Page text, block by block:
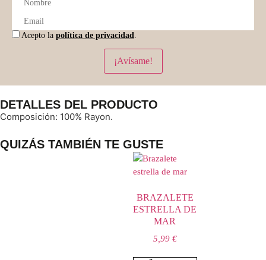
Acepto la política de privacidad.
¡Avísame!
DETALLES DEL PRODUCTO
Composición: 100% Rayon.
QUIZÁS TAMBIÉN TE GUSTE
BRAZALETE
ESTRELLA DE
MAR
5,99 €